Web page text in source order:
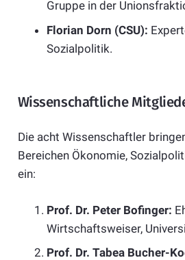
Gruppe in der
Florian Dorn (CSU):
Sozialpolitik.
Wissenschaftliche
Die acht Wissenschaftler
Bereichen Ökonomie,
ein:
Prof. Dr. Peter Bofinger:
Wirtschaftsweiser,
Prof. Dr. Tabea Bucher-